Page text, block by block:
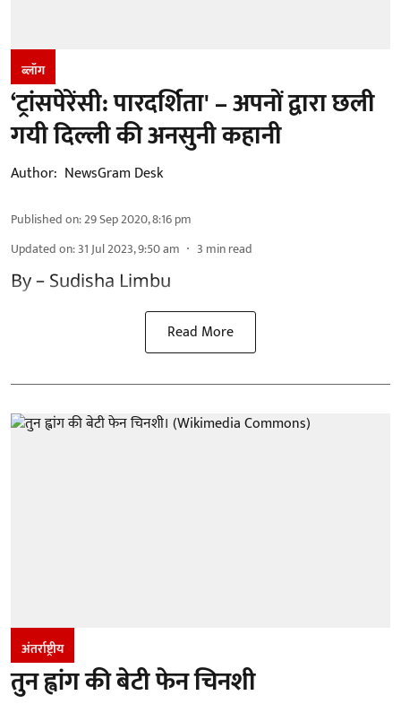
ब्लॉग
‘ट्रांसपेरेंसी: पारदर्शिता' – अपनों द्वारा छली
गयी दिल्ली की अनसुनी कहानी
Author: NewsGram Desk
Published on:29 Sep 2020, 8:16 pm
Updated on:31 Jul 2023, 9:50 am 3 min read
By – Sudisha Limbu
Read More
अंतर्राष्ट्रीय
तुन ह्वांग की बेटी फेन चिनशी